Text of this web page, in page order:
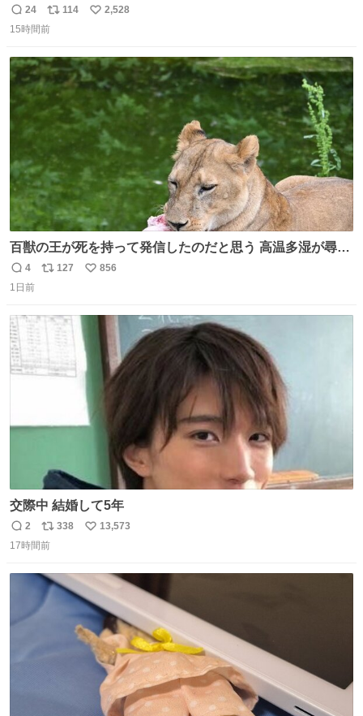
たいです。おもちゃとか買う選択肢もあったと思うけど、
自分で貯めてた2万円を役に立てて欲しい、みんなも元気
かできたらなぁと思いました。
返
信
24
リ
ポ
ト
数
114
い
数
2,528
15時間前
百獣の王が死を持って発信したのだと思う 高温多湿が尋常
でない日本の夏 どうか早急に飼育の環境を見直して 動物の
命を護ってください…と 治療中のライオンが助かりますよ
動物公園にて 残念ながら個体の識別は出来ません
返
信
4
リ
127
い
856
1日前
交際中 結婚して5年
返
信
2
リ
ポ
ト
数
338
い
数
13,573
17時間前